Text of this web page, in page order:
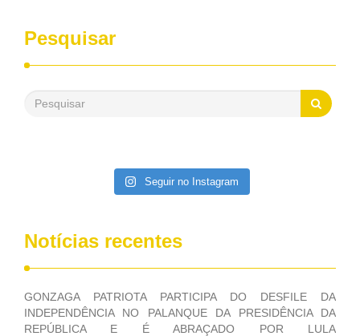
desenvolvimento dos seus municípios e, somente o ano
passado, essa Fundação distribuiu mais de três bilhões de
reais, com suas maravilhosas ações, dentre alas, mais de
saneamento básico, em pequenas comunidades rurais.
Patriota disse ainda que, mesmo sem mandato,
Pesquisar
Seguir no Instagram
Notícias recentes
GONZAGA PATRIOTA PARTICIPA DO DESFILE DA
INDEPENDÊNCIA NO PALANQUE DA PRESIDÊNCIA DA
REPÚBLICA E É ABRAÇADO POR LULA